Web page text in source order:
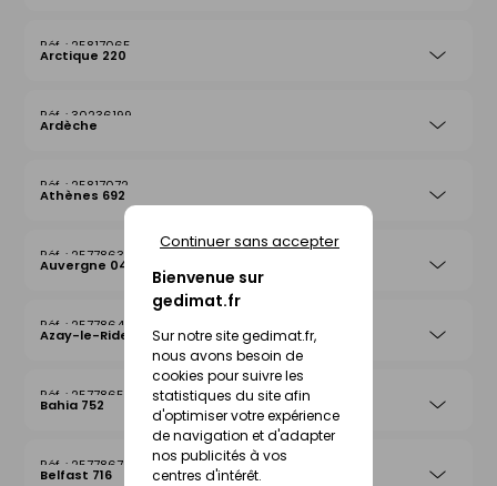
Bienvenue sur
gedimat.fr
Sur notre site gedimat.fr,
nous avons besoin de
cookies pour suivre les
statistiques du site afin
d'optimiser votre expérience
de navigation et d'adapter
nos publicités à vos
centres d'intérêt.
Continuer sans accepter
25817065
Arctique 220
30236199
Ardèche
25817072
Athènes 692
25778632
Auvergne 042
25778649
Azay-le-Rideau 026
25778656
Bahia 752
25778670
Belfast 716